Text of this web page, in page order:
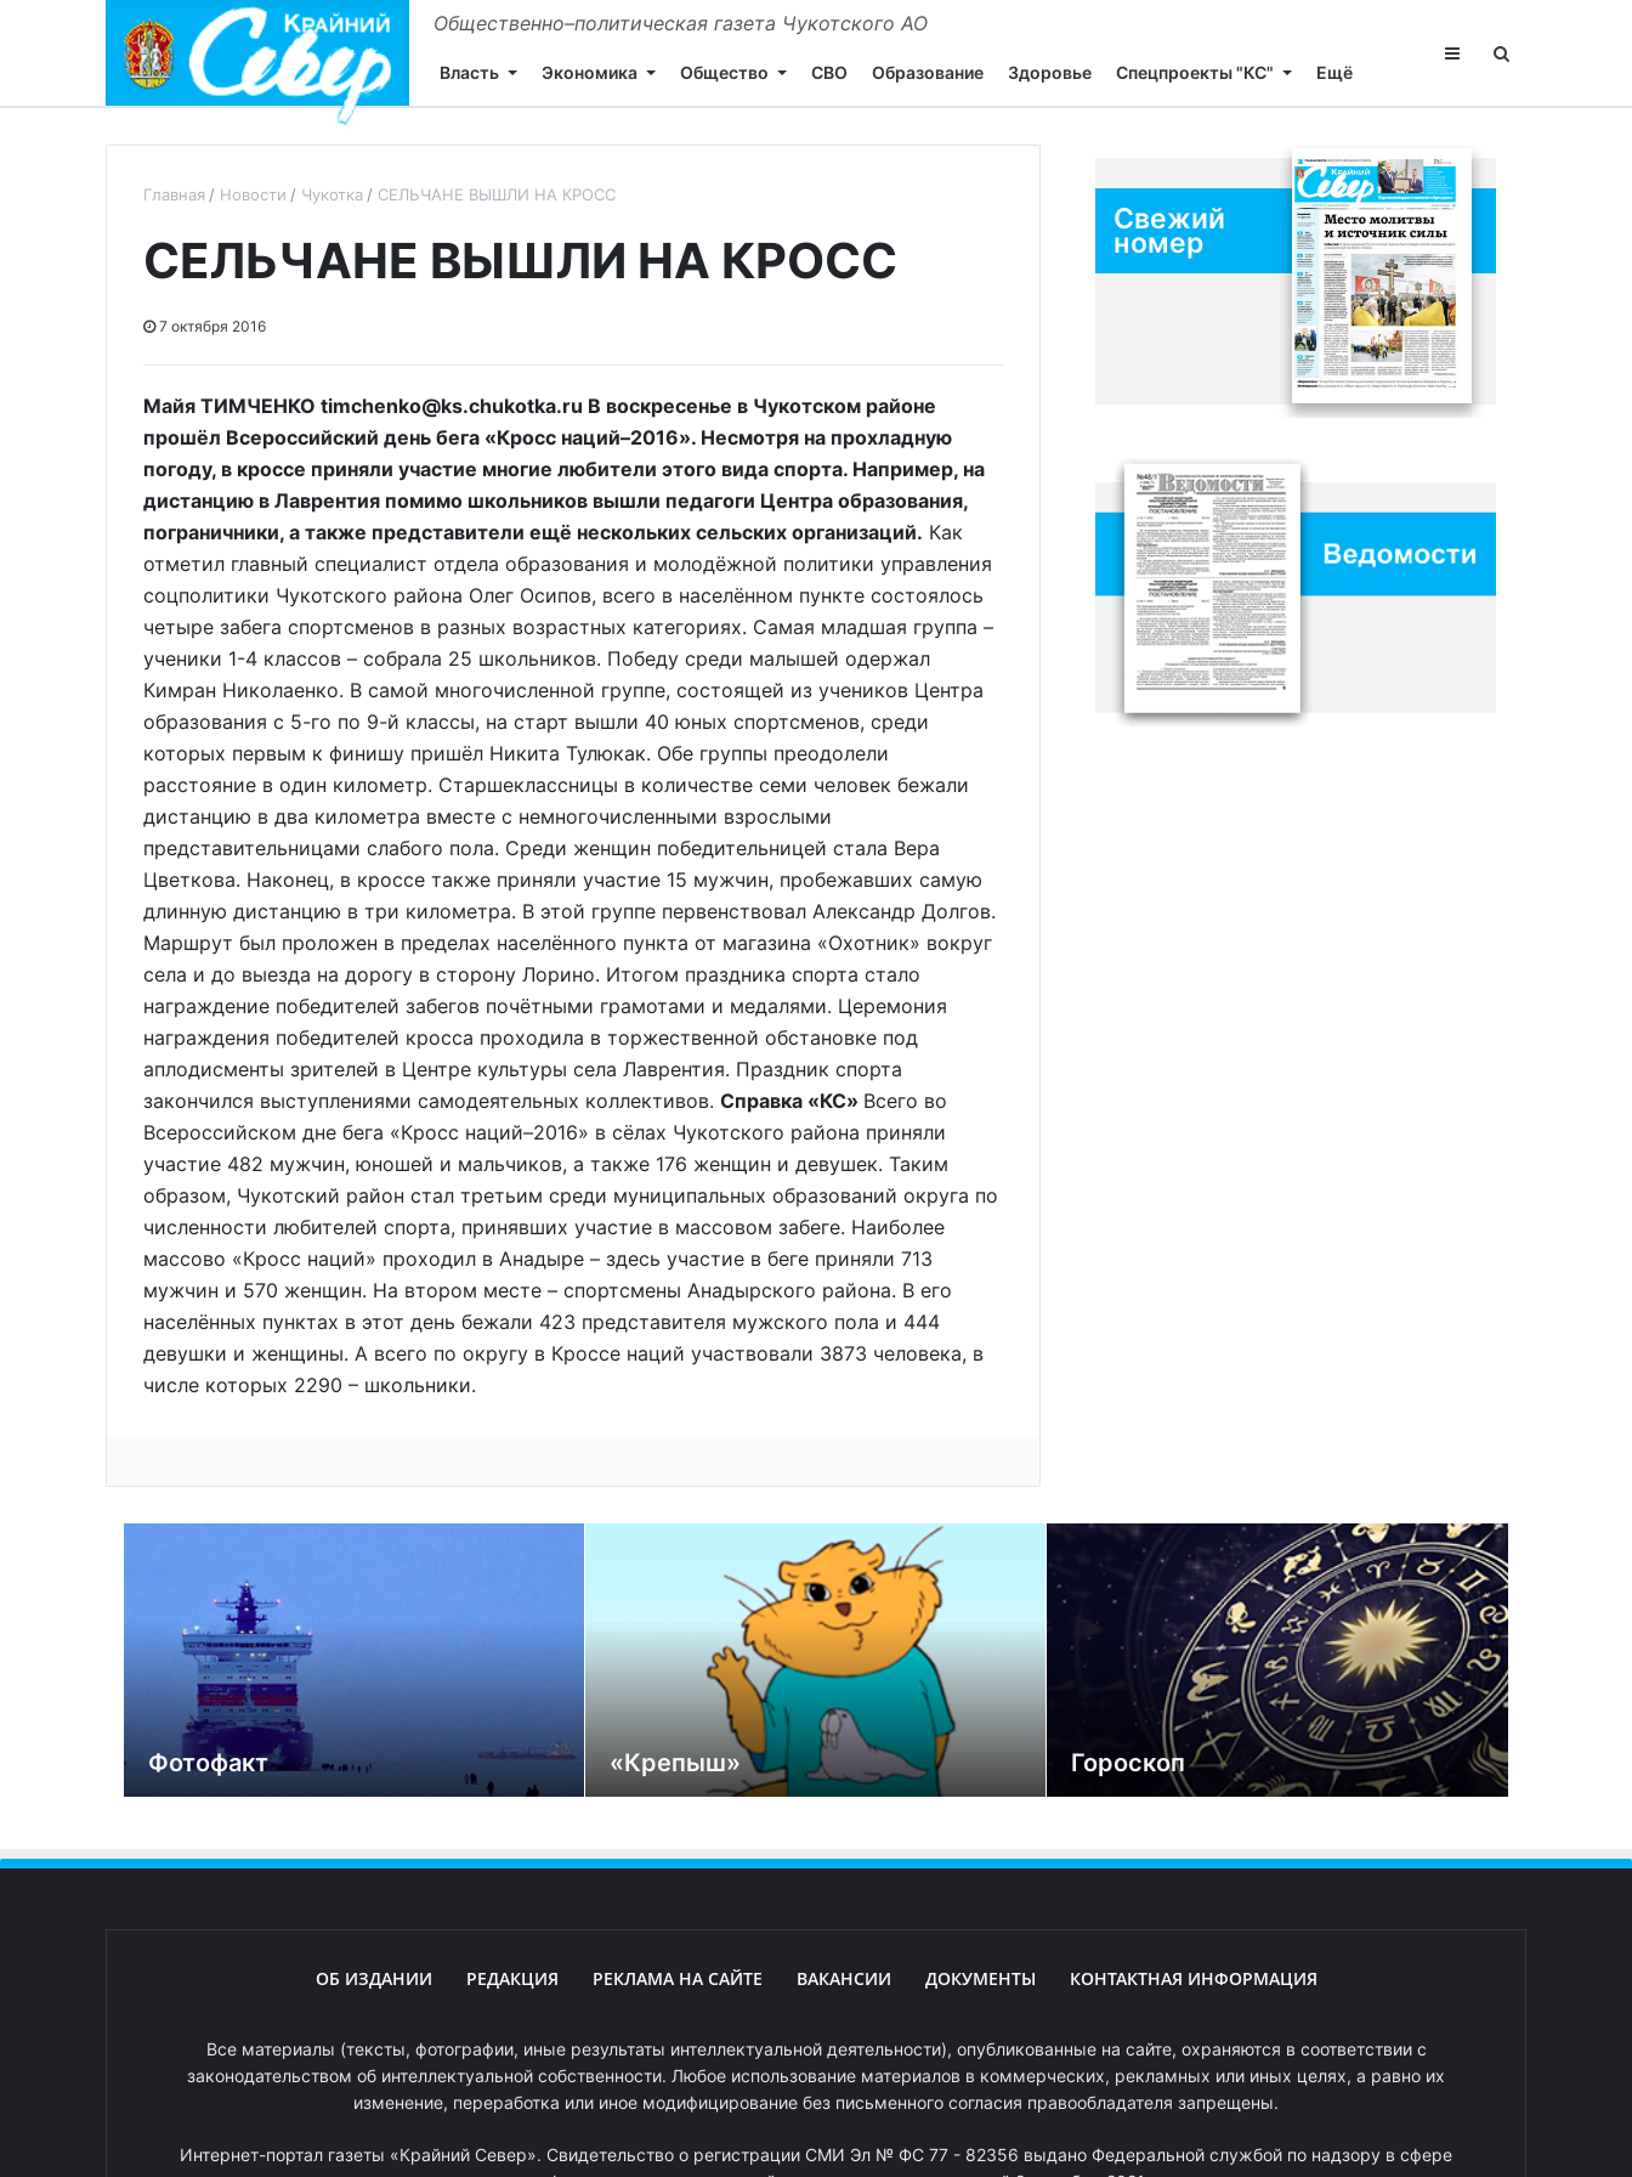
Общественно–политическая газета Чукотского АО
Власть Экономика Общество СВО Образование Здоровье Спецпроекты "КС" Ещё
Главная Новости Чукотка СЕЛЬЧАНЕ ВЫШЛИ НА КРОСС
СЕЛЬЧАНЕ ВЫШЛИ НА КРОСС
7 октября 2016
Майя ТИМЧЕНКО timchenko@ks.chukotka.ru В воскресенье в Чукотском районе
прошёл Всероссийский день бега «Кросс наций–2016». Несмотря на прохладную
погоду, в кроссе приняли участие многие любители этого вида спорта. Например, на
дистанцию в Лаврентия помимо школьников вышли педагоги Центра образования,
пограничники, а также представители ещё нескольких сельских организаций. Как
отметил главный специалист отдела образования и молодёжной политики управления
соцполитики Чукотского района Олег Осипов, всего в населённом пункте состоялось
четыре забега спортсменов в разных возрастных категориях. Самая младшая группа –
ученики 1-4 классов – собрала 25 школьников. Победу среди малышей одержал
Кимран Николаенко. В самой многочисленной группе, состоящей из учеников Центра
образования с 5-го по 9-й классы, на старт вышли 40 юных спортсменов, среди
которых первым к финишу пришёл Никита Тулюкак. Обе группы преодолели
расстояние в один километр. Старшеклассницы в количестве семи человек бежали
дистанцию в два километра вместе с немногочисленными взрослыми
представительницами слабого пола. Среди женщин победительницей стала Вера
Цветкова. Наконец, в кроссе также приняли участие 15 мужчин, пробежавших самую
длинную дистанцию в три километра. В этой группе первенствовал Александр Долгов.
Маршрут был проложен в пределах населённого пункта от магазина «Охотник» вокруг
села и до выезда на дорогу в сторону Лорино. Итогом праздника спорта стало
награждение победителей забегов почётными грамотами и медалями. Церемония
награждения победителей кросса проходила в торжественной обстановке под
аплодисменты зрителей в Центре культуры села Лаврентия. Праздник спорта
закончился выступлениями самодеятельных коллективов. Справка «КС» Всего во
Всероссийском дне бега «Кросс наций–2016» в сёлах Чукотского района приняли
участие 482 мужчин, юношей и мальчиков, а также 176 женщин и девушек. Таким
образом, Чукотский район стал третьим среди муниципальных образований округа по
численности любителей спорта, принявших участие в массовом забеге. Наиболее
массово «Кросс наций» проходил в Анадыре – здесь участие в беге приняли 713
мужчин и 570 женщин. На втором месте – спортсмены Анадырского района. В его
населённых пунктах в этот день бежали 423 представителя мужского пола и 444
девушки и женщины. А всего по округу в Кроссе наций участвовали 3873 человека, в
числе которых 2290 – школьники.
Свежий
номер
Фотофакт «Крепыш» Гороскоп
ОБ ИЗДАНИИ РЕДАКЦИЯ РЕКЛАМА НА САЙТЕ ВАКАНСИИ ДОКУМЕНТЫ КОНТАКТНАЯ ИНФОРМАЦИЯ
Все материалы (тексты, фотографии, иные результаты интеллектуальной деятельности), опубликованные на сайте, охраняются в соответствии с
законодательством об интеллектуальной собственности. Любое использование материалов в коммерческих, рекламных или иных целях, а равно их
изменение, переработка или иное модифицирование без письменного согласия правообладателя запрещены.
Интернет-портал газеты «Крайний Север». Свидетельство о регистрации СМИ Эл № ФС 77 - 82356 выдано Федеральной службой по надзору в сфере